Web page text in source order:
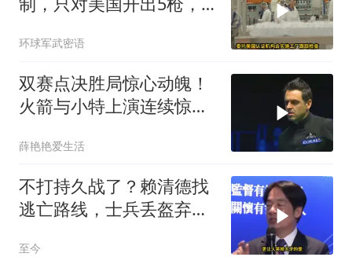
环球军武密语
双赛点决胜局惊心动魄！
火箭与小特上演连续惊险
薛艳艳爱生活
不打持久战了？赖清德找
逃亡路线，士兵丢盔弃
至今